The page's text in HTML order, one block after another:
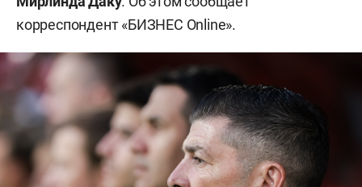
корреспондент «БИЗНЕС Online».